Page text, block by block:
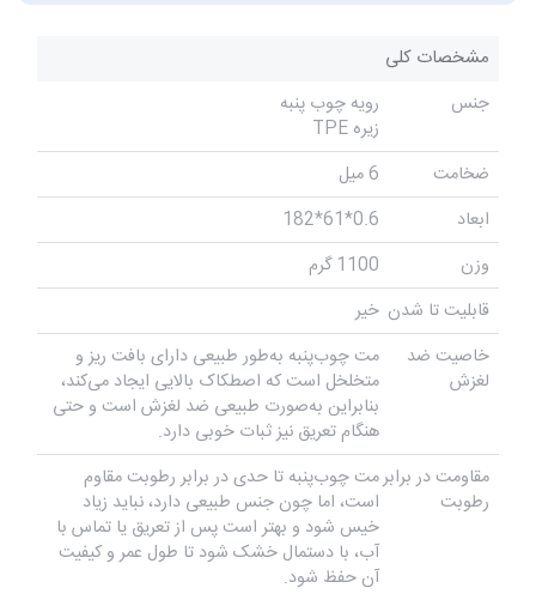
مشخصات کلی
جنس
رویه چوب پنبه
زیره TPE
ضخامت
6 میل
ابعاد
0.6*61*182
وزن
1100 گرم
قابلیت تا شدن خیر
خاصیت ضد
لغزش
مت چوب‌پنبه به‌طور طبیعی دارای بافت ریز و
متخلخل است که اصطکاک بالایی ایجاد می‌کند،
بنابراین به‌صورت طبیعی ضد لغزش است و حتی
هنگام تعریق نیز ثبات خوبی دارد.
مقاومت در برابر
رطوبت
مت چوب‌پنبه تا حدی در برابر رطوبت مقاوم
است، اما چون جنس طبیعی دارد، نباید زیاد
خیس شود و بهتر است پس از تعریق یا تماس با
آب، با دستمال خشک شود تا طول عمر و کیفیت
آن حفظ شود.